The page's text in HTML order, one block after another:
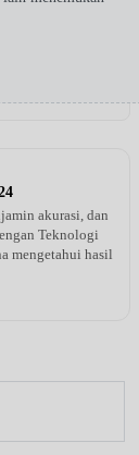
akurasi, dan
Teknologi
mengetahui hasil